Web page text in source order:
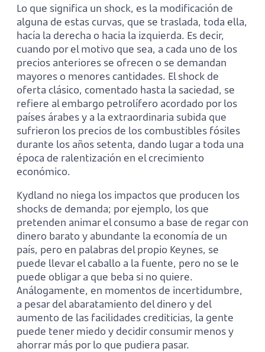
Lo que significa un shock, es la modificación de
alguna de estas curvas, que se traslada, toda ella,
hacía la derecha o hacia la izquierda. Es decir,
cuando por el motivo que sea, a cada uno de los
precios anteriores se ofrecen o se demandan
mayores o menores cantidades. El shock de
oferta clásico, comentado hasta la saciedad, se
refiere al embargo petrolífero acordado por los
países árabes y a la extraordinaria subida que
sufrieron los precios de los combustibles fósiles
durante los años setenta, dando lugar a toda una
época de ralentización en el crecimiento
económico.
Kydland no niega los impactos que producen los
shocks de demanda; por ejemplo, los que
pretenden animar el consumo a base de regar con
dinero barato y abundante la economía de un
país, pero en palabras del propio Keynes, se
puede llevar el caballo a la fuente, pero no se le
puede obligar a que beba si no quiere.
Análogamente, en momentos de incertidumbre,
a pesar del abaratamiento del dinero y del
aumento de las facilidades crediticias, la gente
puede tener miedo y decidir consumir menos y
ahorrar más por lo que pudiera pasar.